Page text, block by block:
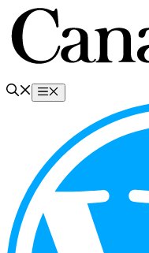
Перейти
содержимому
Меню